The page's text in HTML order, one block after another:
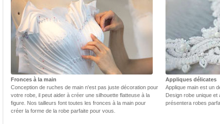
Fronces à la main
Conception de ruches de main n'est pas juste décoration pour
votre robe, il peut aider à créer une silhouette flatteuse à la
figure. Nos tailleurs font toutes les fronces à la main pour
créer la forme de la robe parfaite pour vous.
Appliques délicates
Applique main est un
Design robe unique
présentera robes